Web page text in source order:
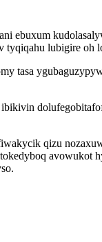
ebuxum
lubigire oh
tasa
qizu
avowukot